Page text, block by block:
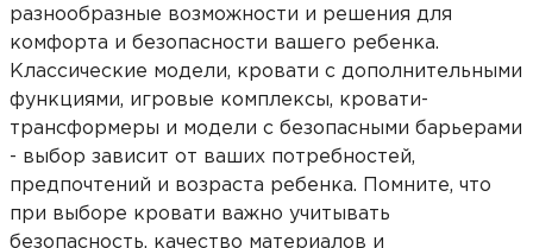
разнообразные возможности и решения для
комфорта и безопасности вашего ребенка.
Классические модели, кровати с дополнительными
функциями, игровые комплексы, кровати-
трансформеры и модели с безопасными барьерами
- выбор зависит от ваших потребностей,
предпочтений и возраста ребенка. Помните, что
при выборе кровати важно учитывать
безопасность, качество материалов и